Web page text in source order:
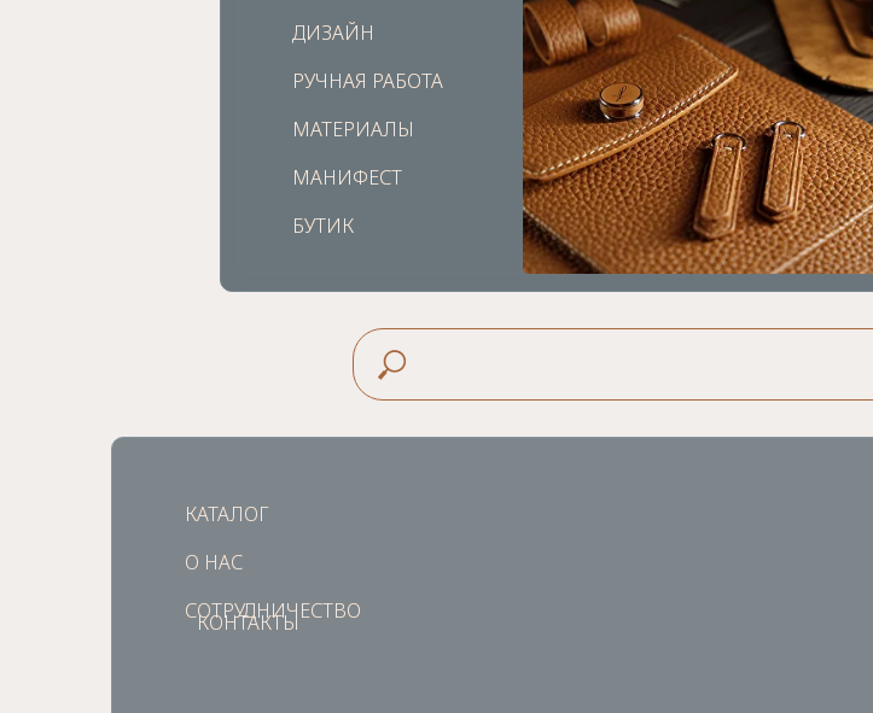
ДИЗАЙН
ДИЗАЙН
РУЧНАЯ РАБОТА
РУЧНАЯ РАБОТА
МАТЕРИАЛЫ
МАТЕРИАЛЫ
МАНИФЕСТ
МАНИФЕСТ
БУТИК
БУТИК
КАТАЛОГ
КАТАЛОГ
О НАС
О НАС
СОТРУДНИЧЕСТВО
СОТРУДНИЧЕСТВО
КОНТАКТЫ
КОНТАКТЫ